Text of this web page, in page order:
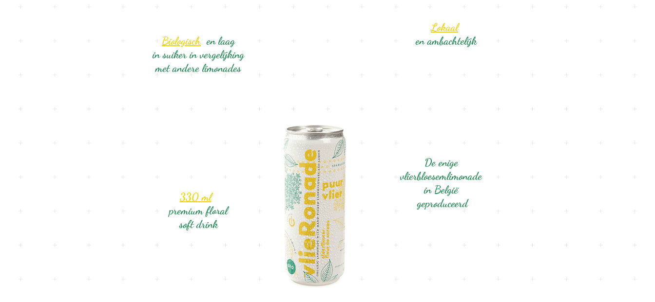
Biologisch en laag
in suiker in vergelijking
met andere limonades
Lokaal
en ambachtelijk
330 ml
premium floral
soft drink
De enige
vlierbloesemlimonade
in België
geproduceerd